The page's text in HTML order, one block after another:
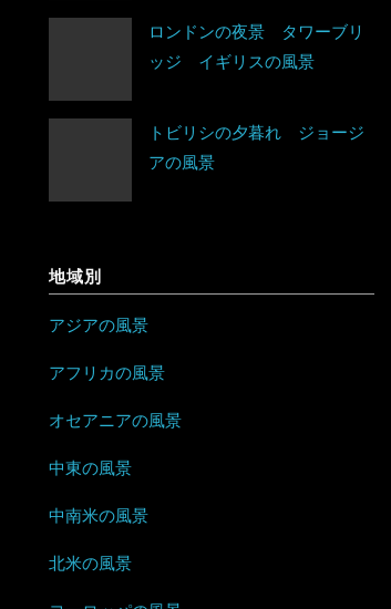
ロンドンの夜景 タワーブリ
ッジ イギリスの風景
トビリシの夕暮れ ジョージ
アの風景
地域別
アジアの風景
アフリカの風景
オセアニアの風景
中東の風景
中南米の風景
北米の風景
トルクメニスタン
ネパール
フィリピン
ベトナム
ボルネオ
香港
フランス
ベラルーシ
ボスニア・ヘルツェゴビナ
モナコ
モンテネグロ
ラトビア
イスラエル
イラン
オマーン
グレナダ
コスタリカ
コロンビア
ジャマイカ
チリ
トリニダード・トバゴ
ニカラグア
ハイチ
バハマ
エジプト
エリトリア
カメルーン
コンゴ
ジンバブエ
スーダン
セーシェル
タンザニア